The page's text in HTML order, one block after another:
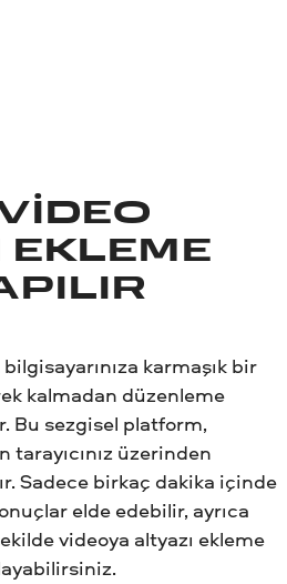
EKLEME
karmaşık bir
kalmadan düzenleme
Bu sezgisel platform,
tarayıcınız üzerinden
Sadece birkaç dakika içinde
elde edebilir, ayrıca
videoya altyazı ekleme